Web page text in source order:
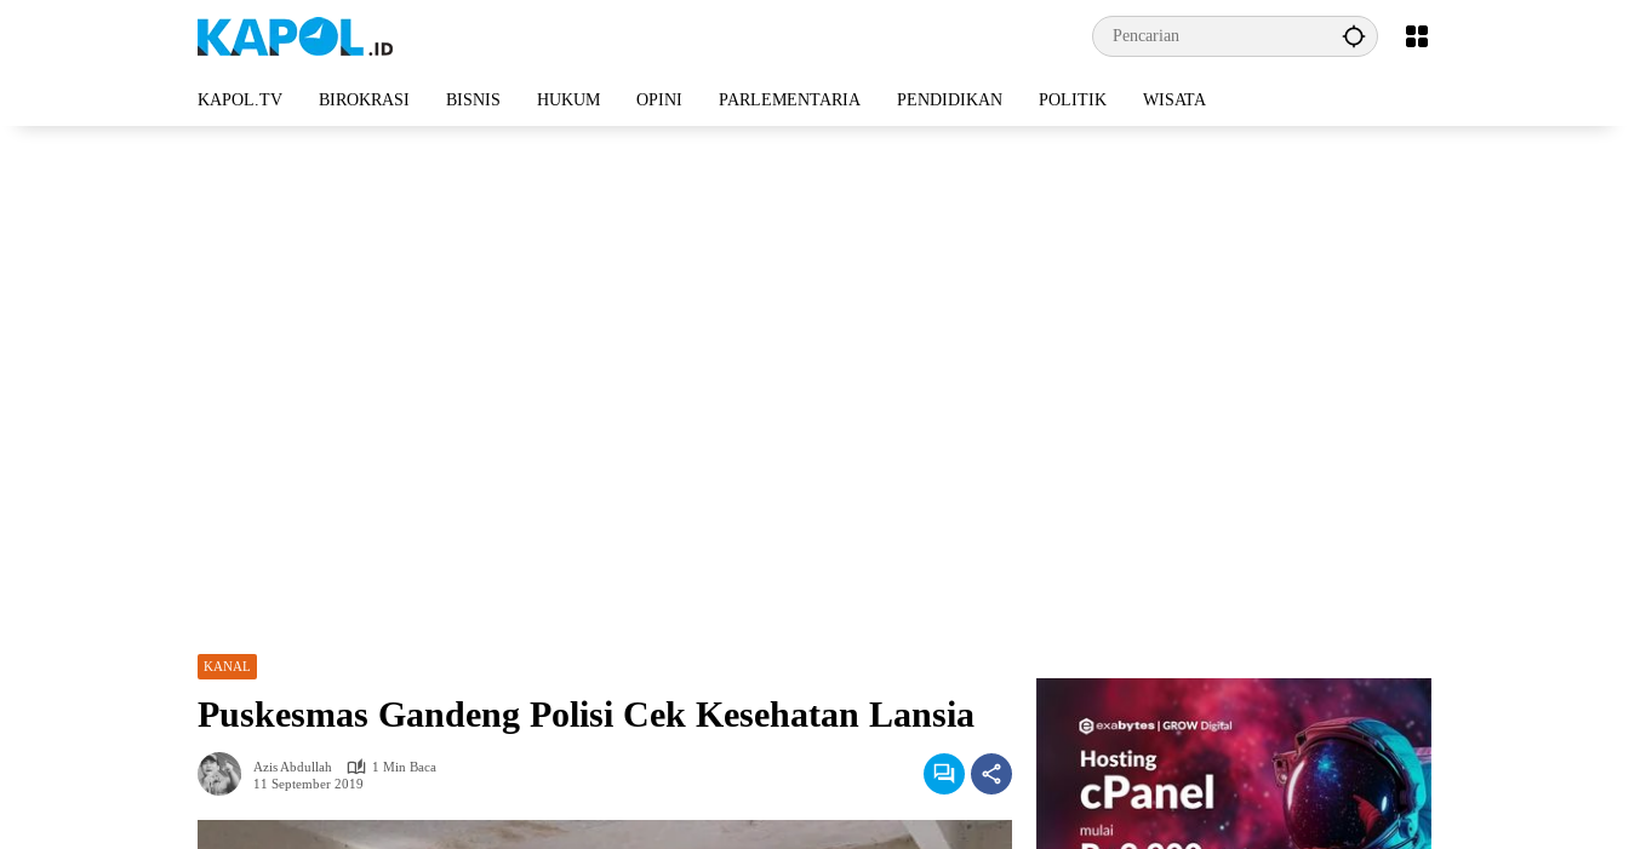
KAPOL.TV BIROKRASI BISNIS HUKUM OPINI PARLEMENTARIA PENDIDIKAN POLITIK WISATA
KANAL
Puskesmas Gandeng Polisi Cek Kesehatan Lansia
Azis Abdullah
1 Min Baca
11 September 2019